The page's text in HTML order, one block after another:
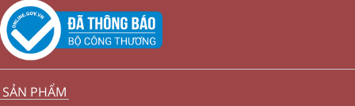
SẢN PHẨM